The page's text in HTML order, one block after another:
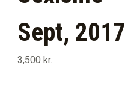
Sept, 2017
3,500 kr.